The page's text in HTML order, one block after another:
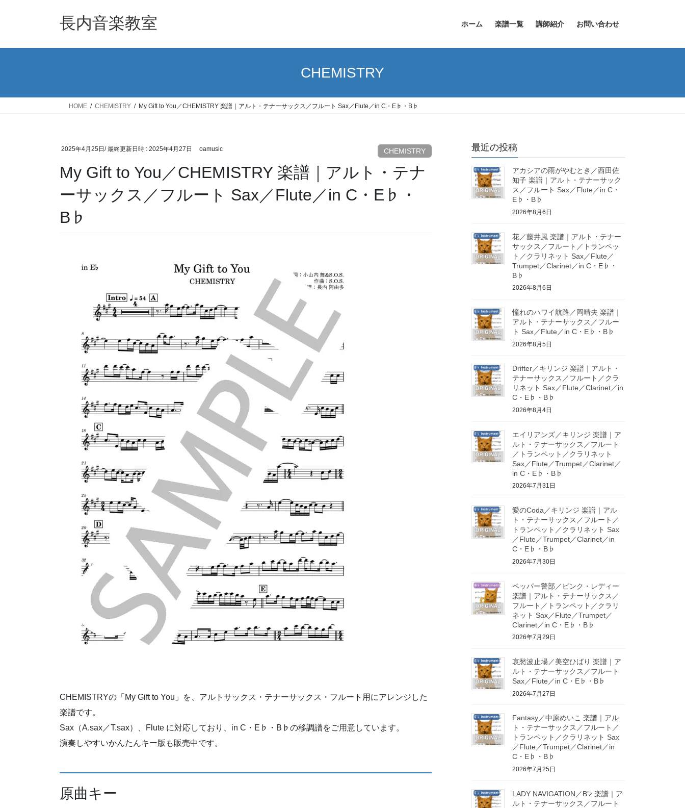
長内音楽教室 ホーム 楽譜一覧 講師紹介 お問い合わせ
CHEMISTRY
HOME CHEMISTRY My Gift to You／CHEMISTRY 楽譜｜アルト・テナーサックス／フルート Sax／Flute／in C・E♭・B♭
2025年4月25日 / 最終更新日時 : 2025年4月27日 oamusic CHEMISTRY
My Gift to You／CHEMISTRY 楽譜｜アルト・テナ
ーサックス／フルート Sax／Flute／in C・E♭・
B♭
CHEMISTRYの「My Gift to You」を、アルトサックス・テナーサックス・フルート用にアレンジした
楽譜です。
Sax（A.sax／T.sax）、Flute に対応しており、in C・E♭・B♭の移調譜をご用意しています。
演奏しやすいかんたんキー版も販売中です。
原曲キー
最近の投稿
アカシアの雨がやむとき／西田佐
知子 楽譜｜アルト・テナーサック
ス／フルート Sax／Flute／in C・
E♭・B♭
2026年8月6日
花／藤井風 楽譜｜アルト・テナー
サックス／フルート／トランペッ
ト／クラリネット Sax／Flute／
Trumpet／Clarinet／in C・E♭・
B♭
2026年8月6日
憧れのハワイ航路／岡晴夫 楽譜｜
アルト・テナーサックス／フルー
ト Sax／Flute／in C・E♭・B♭
2026年8月5日
Drifter／キリンジ 楽譜｜アルト・
テナーサックス／フルート／クラ
リネット Sax／Flute／Clarinet／in
C・E♭・B♭
2026年8月4日
エイリアンズ／キリンジ 楽譜｜ア
ルト・テナーサックス／フルート
／トランペット／クラリネット
Sax／Flute／Trumpet／Clarinet／
in C・E♭・B♭
2026年7月31日
愛のCoda／キリンジ 楽譜｜アル
ト・テナーサックス／フルート／
トランペット／クラリネット Sax
／Flute／Trumpet／Clarinet／in
C・E♭・B♭
2026年7月30日
ペッパー警部／ピンク・レディー
楽譜｜アルト・テナーサックス／
フルート／トランペット／クラリ
ネット Sax／Flute／Trumpet／
Clarinet／in C・E♭・B♭
2026年7月29日
哀愁波止場／美空ひばり 楽譜｜ア
ルト・テナーサックス／フルート
Sax／Flute／in C・E♭・B♭
2026年7月27日
Fantasy／中原めいこ 楽譜｜アル
ト・テナーサックス／フルート／
トランペット／クラリネット Sax
／Flute／Trumpet／Clarinet／in
C・E♭・B♭
2026年7月25日
LADY NAVIGATION／B’z 楽譜｜ア
ルト・テナーサックス／フルート